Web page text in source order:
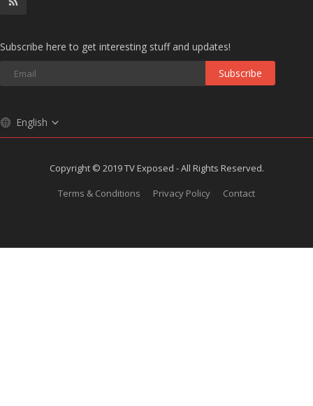
Subscribe here to get interesting stuff and updates!
Subscribe
English
Copyright © 2019 TV Exposed - All Rights Reserved.
Terms & Conditions
Privacy Policy Contact